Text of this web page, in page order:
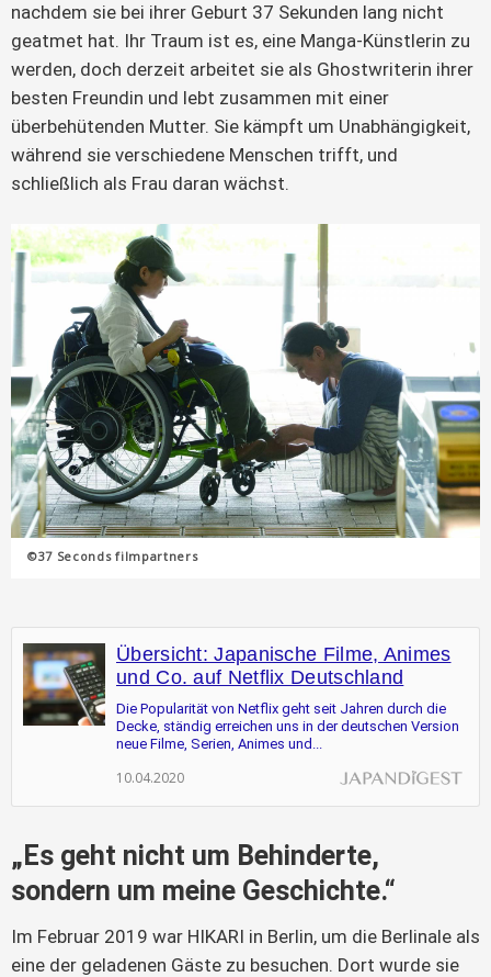
nachdem sie bei ihrer Geburt 37 Sekunden lang nicht
geatmet hat. Ihr Traum ist es, eine Manga-Künstlerin zu
werden, doch derzeit arbeitet sie als Ghostwriterin ihrer
besten Freundin und lebt zusammen mit einer
überbehütenden Mutter. Sie kämpft um Unabhängigkeit,
während sie verschiedene Menschen trifft, und
schließlich als Frau daran wächst.
©37 Seconds filmpartners
Übersicht: Japanische Filme, Animes
und Co. auf Netflix Deutschland
Die Popularität von Netflix geht seit Jahren durch die
Decke, ständig erreichen uns in der deutschen Version
neue Filme, Serien, Animes und...
10.04.2020
„Es geht nicht um Behinderte,
sondern um meine Geschichte.“
Im Februar 2019 war HIKARI in Berlin, um die Berlinale als
eine der geladenen Gäste zu besuchen. Dort wurde sie